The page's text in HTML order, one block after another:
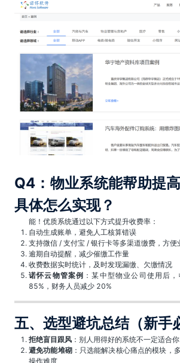
Q4：物业系统能帮助提
具体怎么实现？
能！优质系统通过以下方式提升收费率：
自动生成账单，避免人工核算错误
支持微信 / 支付宝 / 银行卡等多渠道缴费，方便
逾期自动提醒，减少催缴工作量
收费数据实时统计，及时发现漏缴、欠缴情况
诺怀云物管案例 ：某中型物业公司使用后
85%，财务人员减少 20%
五、选型避坑总结（新手
拒绝盲目跟风 ：别人用得好的系统不一定适合
避免功能堆砌：只选能解决核心痛点的模块，
操作难度